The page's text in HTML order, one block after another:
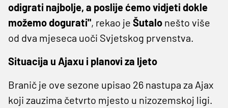
odigrati najbolje, a poslije ćemo vidjeti dokle
možemo dogurati", rekao je Šutalo nešto više
od dva mjeseca uoči Svjetskog prvenstva.
Situacija u Ajaxu i planovi za ljeto
Branič je ove sezone upisao 26 nastupa za Ajax
koji zauzima četvrto mjesto u nizozemskoj ligi.